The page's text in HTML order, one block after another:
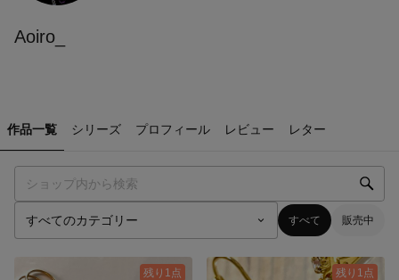
Aoiro_
作品一覧 シリーズ プロフィール レビュー レター
すべて 販売中
残り1点 残り1点